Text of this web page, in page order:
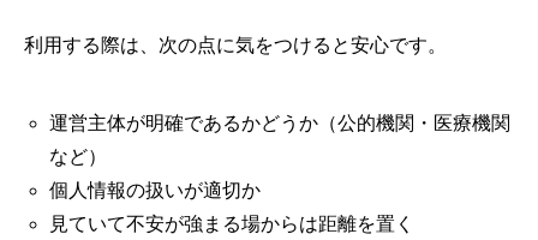
利用する際は、次の点に気をつけると安心です。
運営主体が明確であるかどうか（公的機関・医療機関
など）
個人情報の扱いが適切か
見ていて不安が強まる場からは距離を置く